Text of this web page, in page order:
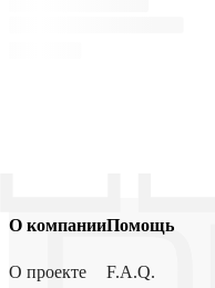
О компании
О проекте
Помощь
F.A.Q.